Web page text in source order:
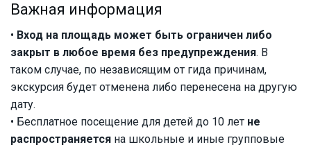
Важная информация
• Вход на площадь может быть ограничен либо
закрыт в любое время без предупреждения. В
таком случае, по независящим от гида причинам,
экскурсия будет отменена либо перенесена на другую
дату.
• Бесплатное посещение для детей до 10 лет не
распространяется на школьные и иные групповые